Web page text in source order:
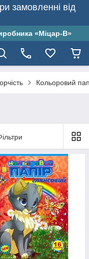
замовленні від
«Міцар-В»
Кольоровий